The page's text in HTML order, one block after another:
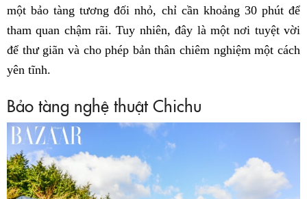
một bảo tàng tương đối nhỏ, chỉ cần khoảng 30 phút để
tham quan chậm rãi. Tuy nhiên, đây là một nơi tuyệt vời
để thư giãn và cho phép bản thân chiêm nghiệm một cách
yên tĩnh.
Bảo tàng nghệ thuật Chichu